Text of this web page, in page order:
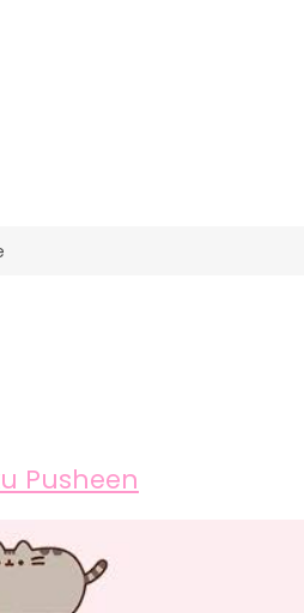
Pusheen